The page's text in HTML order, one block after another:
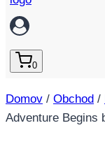
0
Domov / Obchod /
Adventure Begins